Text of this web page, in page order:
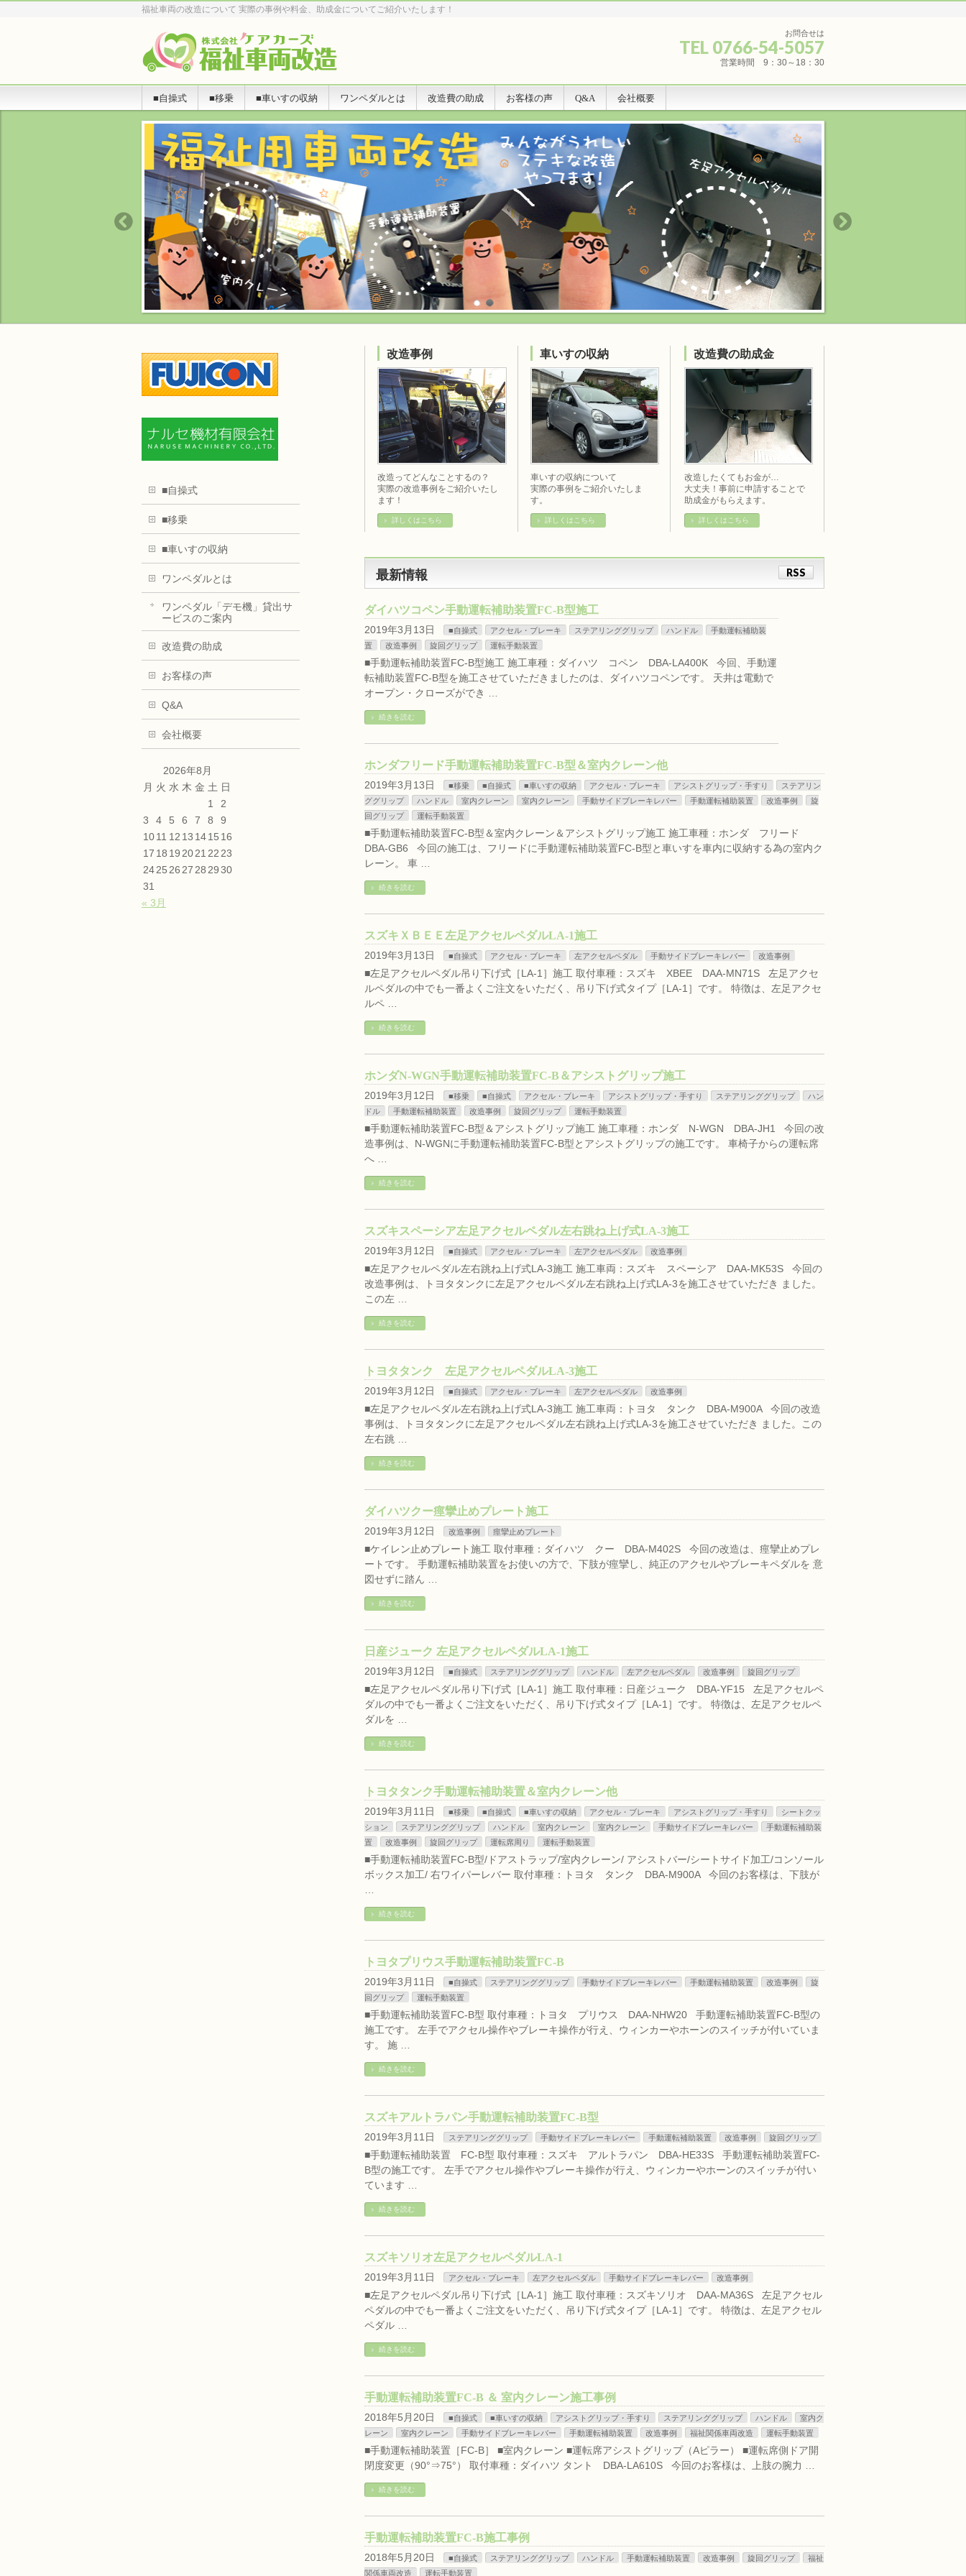
福祉車両の改造について 実際の事例や料金、助成金についてご紹介いたします！
お問合せは
TEL 0766-54-5057
営業時間 9：30～18：30
■自操式 ■移乗 ■車いすの収納 ワンペダルとは 改造費の助成 お客様の声 Q&A 会社概要
改造事例
改造ってどんなことするの？
実際の改造事例をご紹介いたし
ます！
詳しくはこちら
車いすの収納
車いすの収納について
実際の事例をご紹介いたしま
す。
詳しくはこちら
改造費の助成金
改造したくてもお金が…
大丈夫！事前に申請することで
助成金がもらえます。
詳しくはこちら
最新情報 RSS
ダイハツコペン手動運転補助装置FC-B型施工
2019年3月13日 ■自操式 アクセル・ブレーキ ステアリンググリップ ハンドル
手動運転補助装
置
改造事例 旋回グリップ 運転手動装置
■手動運転補助装置FC-B型施工 施工車種：ダイハツ コペン DBA-LA400K 今回、手動運
転補助装置FC-B型を施工させていただきましたのは、ダイハツコペンです。 天井は電動で
オープン・クローズができ …
続きを読む
ホンダフリード手動運転補助装置FC-B型＆室内クレーン他
2019年3月13日 ■移乗 ■自操式 ■車いすの収納 アクセル・ブレーキ アシストグリップ・手すり
ステアリン
ググリップ
ハンドル 室内クレーン 室内クレーン 手動サイドブレーキレバー 手動運転補助装置 改造事例
旋
回グリップ
運転手動装置
■手動運転補助装置FC-B型＆室内クレーン＆アシストグリップ施工 施工車種：ホンダ フリード
DBA-GB6 今回の施工は、フリードに手動運転補助装置FC-B型と車いすを車内に収納する為の室内ク
レーン。 車 …
続きを読む
スズキＸＢＥＥ左足アクセルペダルLA-1施工
2019年3月13日 ■自操式 アクセル・ブレーキ 左アクセルペダル 手動サイドブレーキレバー 改造事例
■左足アクセルペダル吊り下げ式［LA-1］施工 取付車種：スズキ XBEE DAA-MN71S 左足アクセ
ルペダルの中でも一番よくご注文をいただく、吊り下げ式タイプ［LA-1］です。 特徴は、左足アクセ
ルペ …
続きを読む
ホンダN-WGN手動運転補助装置FC-B＆アシストグリップ施工
2019年3月12日 ■移乗 ■自操式 アクセル・ブレーキ アシストグリップ・手すり ステアリンググリップ
ハン
ドル
手動運転補助装置 改造事例 旋回グリップ 運転手動装置
■手動運転補助装置FC-B型＆アシストグリップ施工 施工車種：ホンダ N-WGN DBA-JH1 今回の改
造事例は、N-WGNに手動運転補助装置FC-B型とアシストグリップの施工です。 車椅子からの運転席
へ …
続きを読む
スズキスペーシア左足アクセルペダル左右跳ね上げ式LA-3施工
2019年3月12日 ■自操式 アクセル・ブレーキ 左アクセルペダル 改造事例
■左足アクセルペダル左右跳ね上げ式LA-3施工 施工車両：スズキ スペーシア DAA-MK53S 今回の
改造事例は、トヨタタンクに左足アクセルペダル左右跳ね上げ式LA-3を施工させていただき ました。
この左 …
続きを読む
トヨタタンク 左足アクセルペダルLA-3施工
2019年3月12日 ■自操式 アクセル・ブレーキ 左アクセルペダル 改造事例
■左足アクセルペダル左右跳ね上げ式LA-3施工 施工車両：トヨタ タンク DBA-M900A 今回の改造
事例は、トヨタタンクに左足アクセルペダル左右跳ね上げ式LA-3を施工させていただき ました。この
左右跳 …
続きを読む
ダイハツクー痙攣止めプレート施工
2019年3月12日 改造事例 痙攣止めプレート
■ケイレン止めプレート施工 取付車種：ダイハツ クー DBA-M402S 今回の改造は、痙攣止めプレ
ートです。 手動運転補助装置をお使いの方で、下肢が痙攣し、純正のアクセルやブレーキペダルを 意
図せずに踏ん …
続きを読む
日産ジューク 左足アクセルペダルLA-1施工
2019年3月12日 ■自操式 ステアリンググリップ ハンドル 左アクセルペダル 改造事例 旋回グリップ
■左足アクセルペダル吊り下げ式［LA-1］施工 取付車種：日産ジューク DBA-YF15 左足アクセルペ
ダルの中でも一番よくご注文をいただく、吊り下げ式タイプ［LA-1］です。 特徴は、左足アクセルペ
ダルを …
続きを読む
トヨタタンク手動運転補助装置＆室内クレーン他
2019年3月11日 ■移乗 ■自操式 ■車いすの収納 アクセル・ブレーキ アシストグリップ・手すり
シートクッ
ション
ステアリンググリップ ハンドル 室内クレーン 室内クレーン 手動サイドブレーキレバー
手動運転補助装
置
改造事例 旋回グリップ 運転席周り 運転手動装置
■手動運転補助装置FC-B型/ドアストラップ/室内クレーン/ アシストバー/シートサイド加工/コンソール
ボックス加工/ 右ワイパーレバー 取付車種：トヨタ タンク DBA-M900A 今回のお客様は、下肢が
…
続きを読む
トヨタプリウス手動運転補助装置FC-B
2019年3月11日 ■自操式 ステアリンググリップ 手動サイドブレーキレバー 手動運転補助装置 改造事例
旋
回グリップ
運転手動装置
■手動運転補助装置FC-B型 取付車種：トヨタ プリウス DAA-NHW20 手動運転補助装置FC-B型の
施工です。 左手でアクセル操作やブレーキ操作が行え、ウィンカーやホーンのスイッチが付いていま
す。 施 …
続きを読む
スズキアルトラパン手動運転補助装置FC-B型
2019年3月11日 ステアリンググリップ 手動サイドブレーキレバー 手動運転補助装置 改造事例 旋回グリップ
■手動運転補助装置 FC-B型 取付車種：スズキ アルトラパン DBA-HE33S 手動運転補助装置FC-
B型の施工です。 左手でアクセル操作やブレーキ操作が行え、ウィンカーやホーンのスイッチが付い
ています …
続きを読む
スズキソリオ左足アクセルペダルLA-1
2019年3月11日 アクセル・ブレーキ 左アクセルペダル 手動サイドブレーキレバー 改造事例
■左足アクセルペダル吊り下げ式［LA-1］施工 取付車種：スズキソリオ DAA-MA36S 左足アクセル
ペダルの中でも一番よくご注文をいただく、吊り下げ式タイプ［LA-1］です。 特徴は、左足アクセル
ペダル …
続きを読む
手動運転補助装置FC-B ＆ 室内クレーン施工事例
2018年5月20日 ■自操式 ■車いすの収納 アシストグリップ・手すり ステアリンググリップ ハンドル
室内ク
レーン
室内クレーン 手動サイドブレーキレバー 手動運転補助装置 改造事例 福祉関係車両改造 運転手動装置
■手動運転補助装置［FC-B］ ■室内クレーン ■運転席アシストグリップ（Aピラー） ■運転席側ドア開
閉度変更（90°⇒75°） 取付車種：ダイハツ タント DBA-LA610S 今回のお客様は、上肢の腕力 …
続きを読む
手動運転補助装置FC-B施工事例
2018年5月20日 ■自操式 ステアリンググリップ ハンドル 手動運転補助装置 改造事例 旋回グリップ
福祉
関係車両改造
運転手動装置
■自操式
■移乗
■車いすの収納
ワンペダルとは
ワンペダル「デモ機」貸出サ
ービスのご案内
改造費の助成
お客様の声
Q&A
会社概要
2026年8月
月 火 水 木 金 土 日
1
2
3
4 5 6 7 8
9
1011 12 13 1415 16
17 18 1920212223
24252627282930
31
« 3月